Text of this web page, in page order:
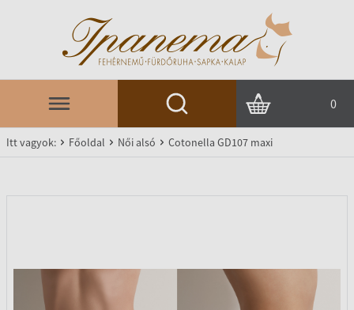
0
Itt vagyok: Főoldal Női alsó Cotonella GD107 maxi